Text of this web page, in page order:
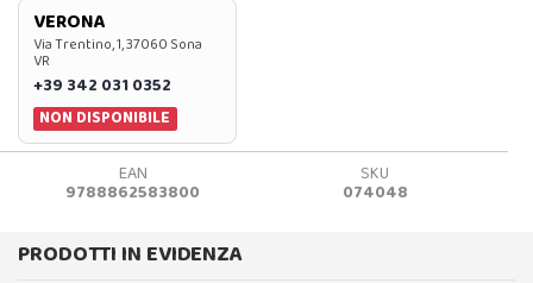
VERONA
Via Trentino, 1, 37060 Sona
VR
+39 342 031 0352
NON DISPONIBILE
EAN
9788862583800
SKU
074048
PRODOTTI IN EVIDENZA